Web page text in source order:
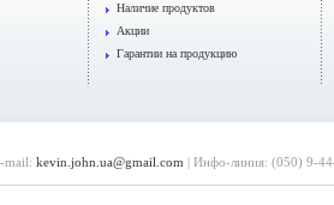
Наличие продуктов
Акции
Гарантии на продукцию
mail: kevin.john.ua@gmail.com | Инфо-линия: (050) 9-